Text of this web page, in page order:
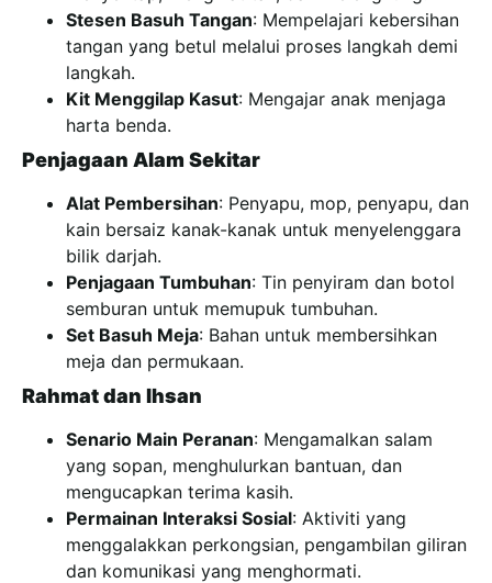
Stesen Basuh Tangan: Mempelajari kebersihan
tangan yang betul melalui proses langkah demi
langkah.
Kit Menggilap Kasut: Mengajar anak menjaga
harta benda.
Penjagaan Alam Sekitar
Alat Pembersihan: Penyapu, mop, penyapu, dan
kain bersaiz kanak-kanak untuk menyelenggara
bilik darjah.
Penjagaan Tumbuhan: Tin penyiram dan botol
semburan untuk memupuk tumbuhan.
Set Basuh Meja: Bahan untuk membersihkan
meja dan permukaan.
Rahmat dan Ihsan
Senario Main Peranan: Mengamalkan salam
yang sopan, menghulurkan bantuan, dan
mengucapkan terima kasih.
Permainan Interaksi Sosial: Aktiviti yang
menggalakkan perkongsian, pengambilan giliran
dan komunikasi yang menghormati.